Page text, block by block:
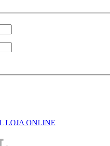
LOJA ONLINE